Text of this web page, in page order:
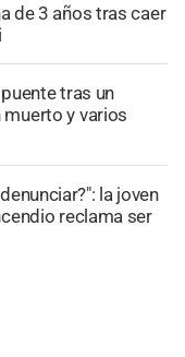
de 3 años tras caer
tras un
muerto y varios
la joven
reclama ser